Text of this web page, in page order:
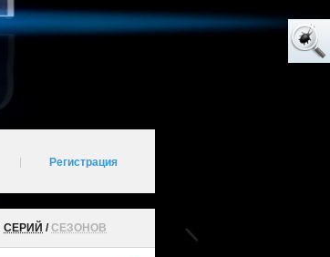
Регистрация
СЕРИЙ /СЕЗОНОВ